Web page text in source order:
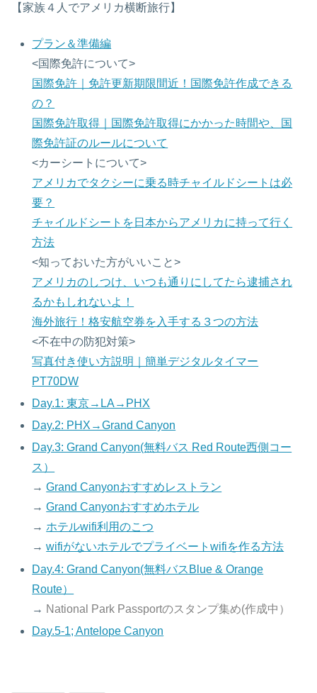
【家族４人でアメリカ横断旅行】
プラン＆準備編
<国際免許について>
国際免許｜免許更新期限間近！国際免許作成できる
の？
国際免許取得｜国際免許取得にかかった時間や、国
際免許証のルールについて
<カーシートについて>
アメリカでタクシーに乗る時チャイルドシートは必
要？
チャイルドシートを日本からアメリカに持って行く
方法
<知っておいた方がいいこと>
アメリカのしつけ、いつも通りにしてたら逮捕され
るかもしれないよ！
海外旅行！格安航空券を入手する３つの方法
<不在中の防犯対策>
写真付き使い方説明｜簡単デジタルタイマー
PT70DW
Day.1: 東京→LA→PHX
Day.2: PHX→Grand Canyon
Day.3: Grand Canyon(無料バス Red Route西側コー
ス）
→Grand Canyonおすすめレストラン
→Grand Canyonおすすめホテル
→ ホテルwifi利用のこつ
→wifiがないホテルでプライベートwifiを作る方法
Day.4: Grand Canyon(無料バスBlue & Orange
Route）
→ National Park Passportのスタンプ集め(作成中）
Day.5-1; Antelope Canyon